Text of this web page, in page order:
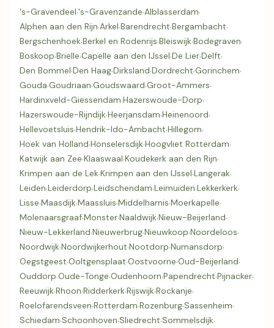
's-Gravendeel·'s-Gravenzande·Alblasserdam·
Alphen aan den Rijn·Arkel·Barendrecht·Bergambacht·
Bergschenhoek·Berkel en Rodenrijs·Bleiswijk·Bodegraven·
Boskoop·Brielle·Capelle aan den IJssel·De Lier·Delft·
Den Bommel·Den Haag·Dirksland·Dordrecht·Gorinchem·
Gouda·Goudriaan·Goudswaard·Groot-Ammers·
Hardinxveld-Giessendam·Hazerswoude-Dorp·
Hazerswoude-Rijndijk·Heerjansdam·Heinenoord·
Hellevoetsluis·Hendrik-Ido-Ambacht·Hillegom·
Hoek van Holland·Honselersdijk·Hoogvliet Rotterdam·
Katwijk aan Zee·Klaaswaal·Koudekerk aan den Rijn·
Krimpen aan de Lek·Krimpen aan den IJssel·Langerak·
Leiden·Leiderdorp·Leidschendam·Leimuiden·Lekkerkerk·
Lisse·Maasdijk·Maassluis·Middelharnis·Moerkapelle·
Molenaarsgraaf·Monster·Naaldwijk·Nieuw-Beijerland·
Nieuw-Lekkerland·Nieuwerbrug·Nieuwkoop·Noordeloos·
Noordwijk·Noordwijkerhout·Nootdorp·Numansdorp·
Oegstgeest·Ooltgensplaat·Oostvoorne·Oud-Beijerland·
Ouddorp·Oude-Tonge·Oudenhoorn·Papendrecht·Pijnacker·
Reeuwijk·Rhoon·Ridderkerk·Rijswijk·Rockanje·
Roelofarendsveen·Rotterdam·Rozenburg·Sassenheim·
Schiedam·Schoonhoven·Sliedrecht·Sommelsdijk·